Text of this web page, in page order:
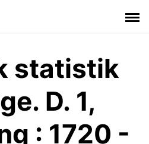
statistik
D. 1,
: 1720 -